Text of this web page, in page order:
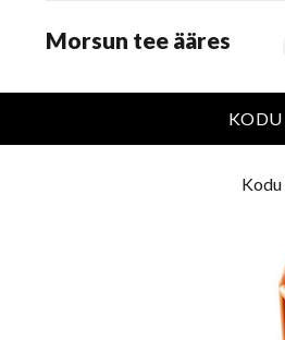
Morsun tee ääres
KODU
Kodu